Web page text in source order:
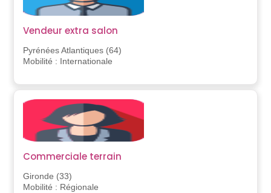
Vendeur extra salon
Pyrénées Atlantiques (64)
Mobilité : Internationale
Commerciale terrain
Gironde (33)
Mobilité : Régionale